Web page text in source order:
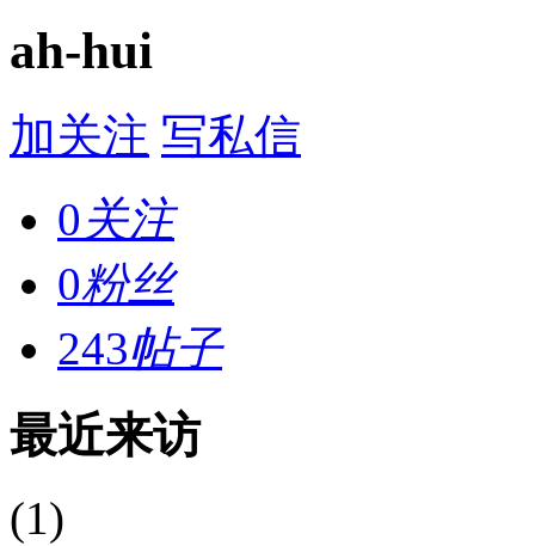
ah-hui
加关注 写私信
0关注
0粉丝
243帖子
最近来访
(1)